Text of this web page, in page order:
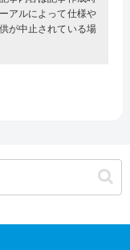
アルによって仕様や
が中止されている場